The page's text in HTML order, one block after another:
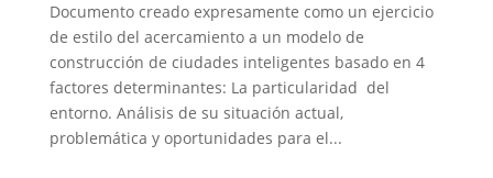
Documento creado expresamente como un ejercicio
de estilo del acercamiento a un modelo de
construcción de ciudades inteligentes basado en 4
factores determinantes: La particularidad del
entorno. Análisis de su situación actual,
problemática y oportunidades para el...